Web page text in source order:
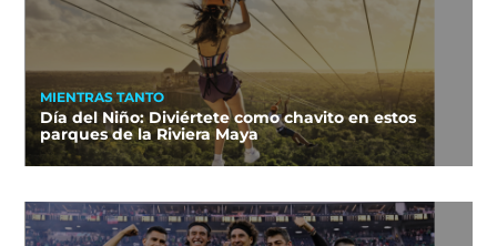
MIENTRAS TANTO
Día del Niño: Diviértete como chavito en estos
parques de la Riviera Maya